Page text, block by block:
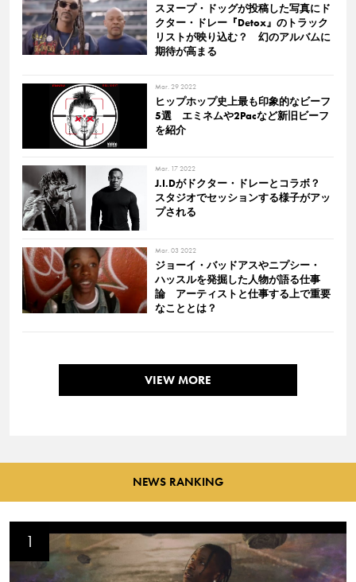
スヌープ・ドッグが投稿した写真にド
クター・ドレー『Detox』のトラック
リストが映り込む？ 幻のアルバムに
期待が高まる
Mar. 29 2022
ヒップホップ史上最も印象的なビーフ
5選 エミネムや2Pacなど新旧ビーフ
を紹介
Mar. 17 2022
J.I.Dがドクター・ドレーとコラボ？
スタジオでセッションする様子がアッ
プされる
Mar. 03 2022
ジョーイ・バッドアスやニプシー・
ハッスルを発掘した人物が語る仕事
論 アーティストと仕事する上で重要
なこととは？
VIEW MORE
NEWS RANKING